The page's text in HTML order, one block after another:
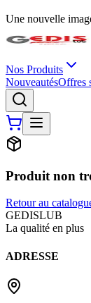
Une nouvelle
Nos Produits
NouveautésOffres
Produit non
Retour au
GEDISLUB
La qualité en plus
ADRESSE